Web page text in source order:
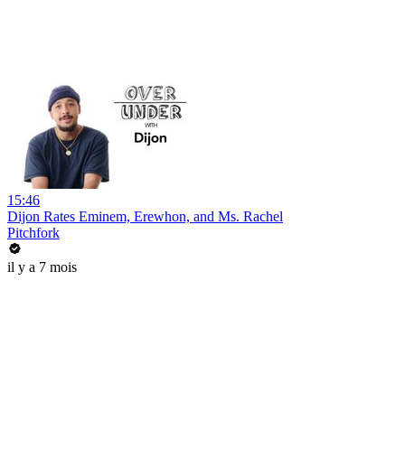
15:46
Dijon Rates Eminem, Erewhon, and Ms. Rachel
Pitchfork
il y a 7 mois